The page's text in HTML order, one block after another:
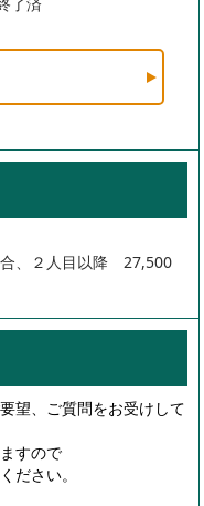
合、２人目以降 27,500
望、ご質問をお受けして
すので
ださい。